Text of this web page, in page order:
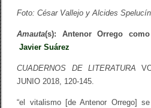
t
n
o
l
b
a
l
d
e
a
Foto: César Vallejo y Alcides Spelucín
Amauta(s): Antenor Orrego
Javier Suárez
CUADERNOS DE LITERATURA
JUNIO 2018, 120-145.
“el vitalismo [de Antenor Orrego]